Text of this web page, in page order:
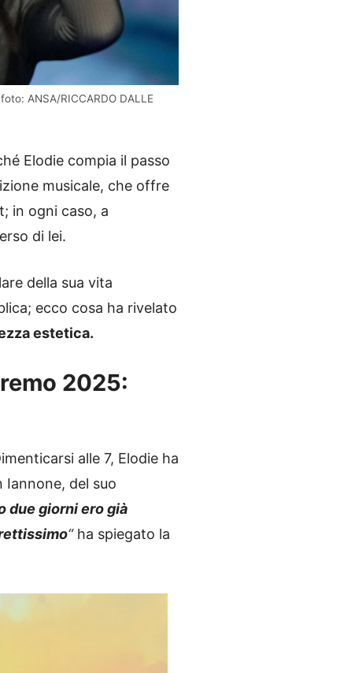
ANSA/RICCARDO DALLE
Elodie compia il passo
musicale, che offre
in ogni caso, a
di lei.
della sua vita
ecco cosa ha rivelato
estetica.
2025:
alle 7, Elodie ha
Iannone, del suo
due giorni ero già
“ha spiegato la